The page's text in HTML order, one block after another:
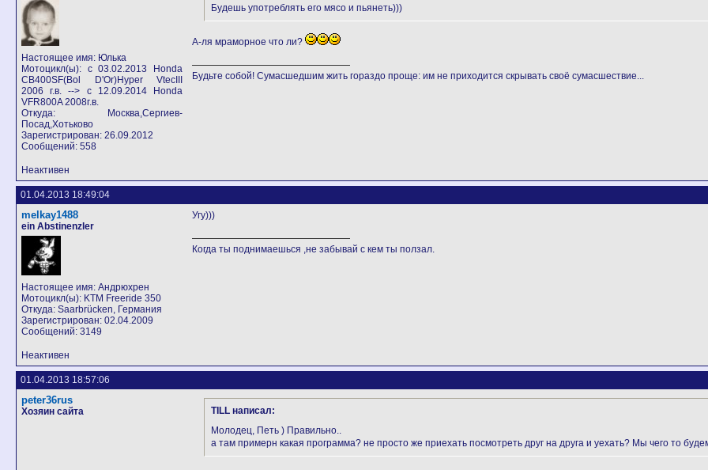
Настоящее имя: Юлька
Мотоцикл(ы): с 03.02.2013 Honda
CB400SF(Bol D'Or)Hyper VtecIII
2006 г.в. --> с 12.09.2014 Honda
VFR800A 2008г.в.
Откуда: Москва,Сергиев-
Посад,Хотьково
Зарегистрирован: 26.09.2012
Сообщений: 558
Будешь употреблять его мясо и пьянеть)))
А-ля мраморное что ли?
Будьте собой! Сумасшедшим жить гораздо проще: им не приходится скрывать своё сумасшествие...
Неактивен
01.04.2013 18:49:04
melkay1488
ein Abstinenzler
Настоящее имя: Андрюхрен
Мотоцикл(ы): KTM Freeride 350
Откуда: Saarbrücken, Германия
Зарегистрирован: 02.04.2009
Сообщений: 3149
Угу)))
Когда ты поднимаешься ,не забывай с кем ты ползал.
Неактивен
01.04.2013 18:57:06
peter36rus
Хозяин сайта
TILL написал:
Молодец, Петь ) Правильно..
а там примерн какая программа? не просто же приехать посмотреть друг на друга и уехать? Мы чего то